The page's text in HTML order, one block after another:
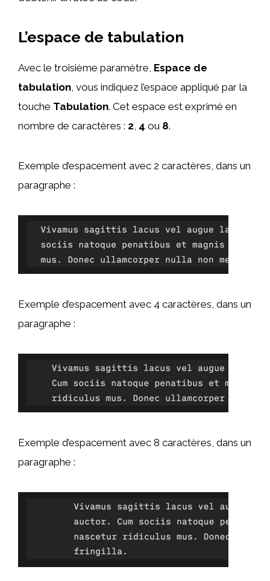
L’espace de tabulation
Avec le troisième paramètre, Espace de
tabulation , vous indiquez l’espace appliqué par la
touche Tabulation. Cet espace est exprimé en
nombre de caractères : 2 4 ou 8.
Exemple d’espacement avec 2 caractères, dans un
paragraphe :
Exemple d’espacement avec 4 caractères, dans un
paragraphe :
Exemple d’espacement avec 8 caractères, dans un
paragraphe :